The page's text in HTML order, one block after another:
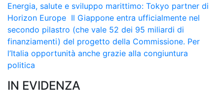
Energia, salute e sviluppo marittimo: Tokyo partner di
Horizon Europe Il Giappone entra ufficialmente nel
secondo pilastro (che vale 52 dei 95 miliardi di
finanziamenti) del progetto della Commissione. Per
l’Italia opportunità anche grazie alla congiuntura
politica
IN EVIDENZA